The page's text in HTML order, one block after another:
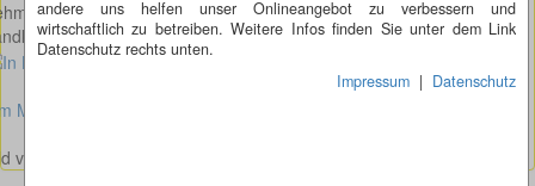
andere uns helfen unser Onlineangebot zu verbessern und
wirtschaftlich zu betreiben. Weitere Infos finden Sie unter dem Link
Datenschutz rechts unten.
Impressum | Datenschutz
OT Burg
Weg - Ehlers Kamp
Maertens
von Jan Petersen